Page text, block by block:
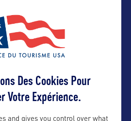
pro
grand public
Des Cookies Pour
Votre Expérience.
and gives you control over what